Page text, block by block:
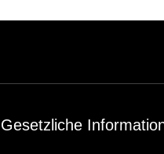
Gesetzliche